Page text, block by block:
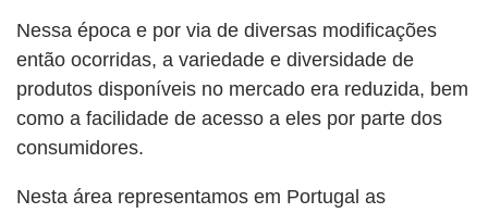
Nessa época e por via de diversas modificações
então ocorridas, a variedade e diversidade de
produtos disponíveis no mercado era reduzida, bem
como a facilidade de acesso a eles por parte dos
consumidores.
Nesta área representamos em Portugal as